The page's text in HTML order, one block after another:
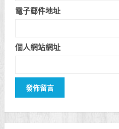
電子郵件地址
個人網站網址